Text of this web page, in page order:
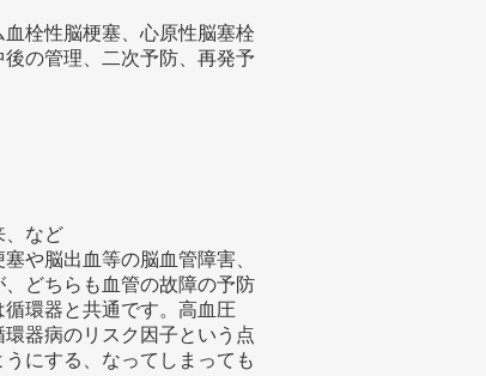
栓性脳梗塞、心原性脳塞栓
の管理、二次予防、再発予
、など
や脳出血等の脳血管障害、
どちらも血管の故障の予防
環器と共通です。高血圧
器病のリスク因子という点
にする、なってしまっても